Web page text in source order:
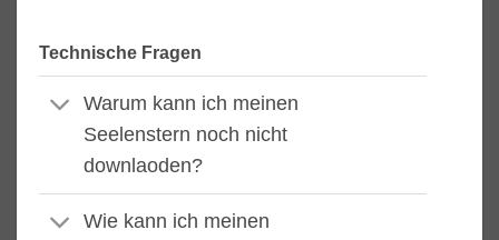
Technische Fragen
Warum kann ich meinen
Seelenstern noch nicht
downlaoden?
Wie kann ich meinen